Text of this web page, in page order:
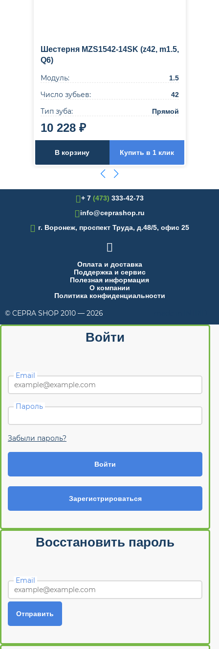
Шестерня MZS1542-14SK (z42, m1.5,
Q6)
Модуль: 1.5
Число зубьев: 42
Тип зуба: Прямой
10 228 ₽
В корзину Купить в 1 клик
+ 7 (473) 333-42-73
info@ceprashop.ru
 г. Воронеж, проспект Труда, д.48/5, офис 25

Оплата и доставка
Поддержка и сервис
Полезная информация
О компании
Политика конфиденциальности
© CEPRA SHOP 2010 — 2026
Войти
Email
Пароль
Забыли пароль?
Войти
Зарегистрироваться
Восстановить пароль
Email
Отправить